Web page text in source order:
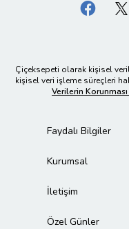
Çiçeksepeti olarak kişisel
kişisel veri işleme süreçleri
Verilerin
Faydalı Bilgiler
Kurumsal
İletişim
Özel Günler